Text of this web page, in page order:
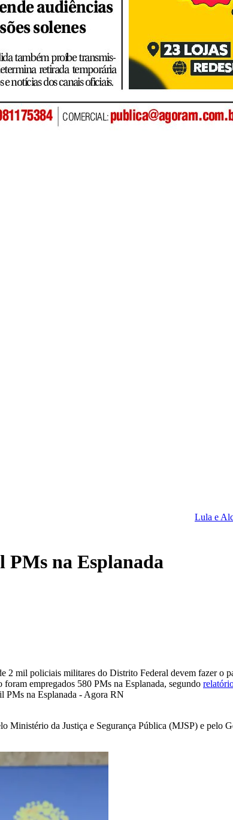
Lula e Alcolumbre
PMs na Esplanada
2 mil policiais militares do Distrito Federal devem fazer o
empregados 580 PMs na Esplanada, segundo
Ministério da Justiça e Segurança Pública (MJSP) e pelo